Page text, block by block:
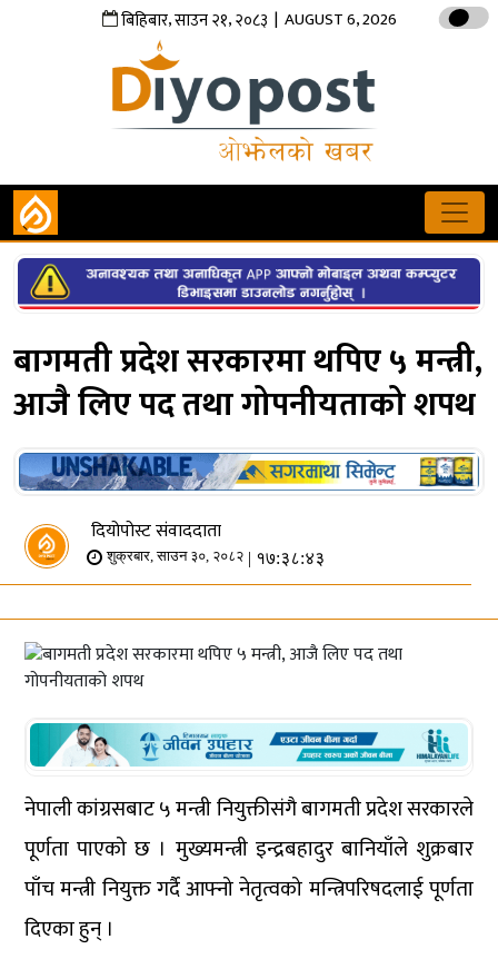
बिहिबार,साउन२१,२०८३ | AUGUST 6, 2026
बागमती प्रदेश सरकारमा थपिए ५ मन्त्री,
आजै लिए पद तथा गोपनीयताको शपथ
दियोपोस्ट संवाददाता
शुक्रबार, साउन ३०, २०८२ | १७:३८:४३
नेपाली कांग्रसबाट ५ मन्त्री नियुक्तीसंगै बागमती प्रदेश सरकारले
पूर्णता पाएको छ । मुख्यमन्त्री इन्द्रबहादुर बानियाँले शुक्रबार
पाँच मन्त्री नियुक्त गर्दै आफ्नो नेतृत्वको मन्त्रिपरिषदलाई पूर्णता
दिएका हुन् ।